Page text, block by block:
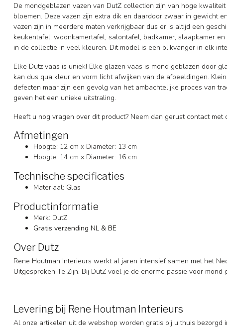
De mondgeblazen vazen van DutZ collection zijn van hoge
bloemen. Deze vazen zijn extra dik en daardoor zwaar in gewicht
vazen zijn in meerdere maten verkrijgbaar dus er is altijd een
keukentafel, woonkamertafel, salontafel, badkamer, slaapkamer
in de collectie in veel kleuren. Dit model is een blikvanger in elk
Elke Dutz vaas is uniek! Elke glazen vaas is mond geblazen door
kan dus qua kleur en vorm licht afwijken van de afbeeldingen.
defecten maar zijn een gevolg van het ambachtelijke proces van
geven het een unieke uitstraling.
Heeft u nog vragen over dit product? Neem dan gerust contact
Afmetingen
Hoogte: 12 cm x Diameter: 13 cm
Hoogte: 14 cm x Diameter: 16 cm
Technische specificaties
Materiaal: Glas
Productinformatie
Merk: DutZ
Gratis verzending NL & BE
Over Dutz
Rene Houtman Interieurs werkt al jaren intensief samen met het
Uitgesproken Te Zijn. Bij DutZ voel je de enorme passie voor mond
Levering bij Rene Houtman Interieurs
Al onze artikelen uit de webshop worden gratis bij u thuis